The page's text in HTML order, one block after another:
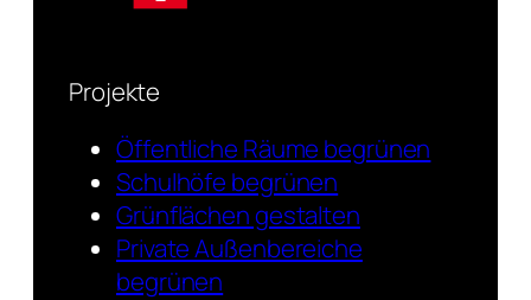
Projekte
Öffentliche Räume begrünen
Schulhöfe begrünen
Grünflächen gestalten
Private Außenbereiche
begrünen